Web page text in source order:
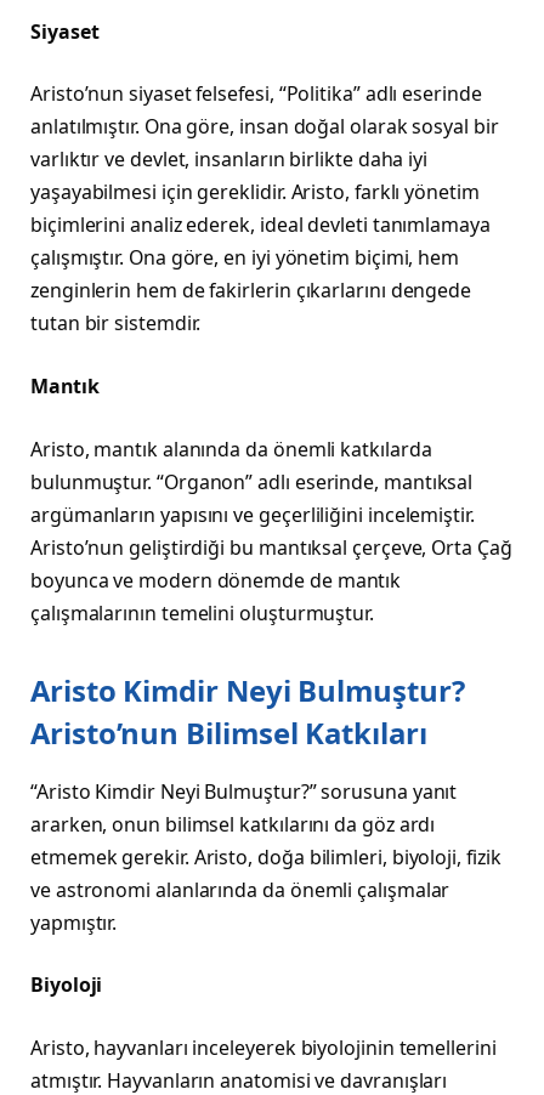
Siyaset
Aristo’nun siyaset felsefesi, “Politika” adlı eserinde
anlatılmıştır. Ona göre, insan doğal olarak sosyal bir
varlıktır ve devlet, insanların birlikte daha iyi
yaşayabilmesi için gereklidir. Aristo, farklı yönetim
biçimlerini analiz ederek, ideal devleti tanımlamaya
çalışmıştır. Ona göre, en iyi yönetim biçimi, hem
zenginlerin hem de fakirlerin çıkarlarını dengede
tutan bir sistemdir.
Mantık
Aristo, mantık alanında da önemli katkılarda
bulunmuştur. “Organon” adlı eserinde, mantıksal
argümanların yapısını ve geçerliliğini incelemiştir.
Aristo’nun geliştirdiği bu mantıksal çerçeve, Orta Çağ
boyunca ve modern dönemde de mantık
çalışmalarının temelini oluşturmuştur.
Aristo Kimdir Neyi Bulmuştur?
Aristo’nun Bilimsel Katkıları
“Aristo Kimdir Neyi Bulmuştur?” sorusuna yanıt
ararken, onun bilimsel katkılarını da göz ardı
etmemek gerekir. Aristo, doğa bilimleri, biyoloji, fizik
ve astronomi alanlarında da önemli çalışmalar
yapmıştır.
Biyoloji
Aristo, hayvanları inceleyerek biyolojinin temellerini
atmıştır. Hayvanların anatomisi ve davranışları